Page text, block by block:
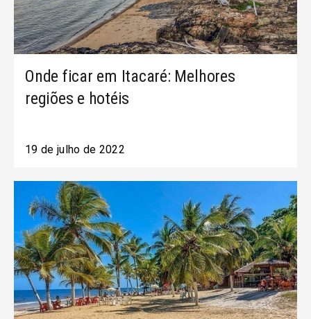
Onde ficar em Itacaré: Melhores
regiões e hotéis
19 de julho de 2022